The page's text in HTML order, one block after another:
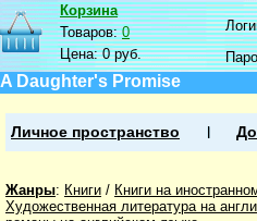
Корзина
Товаров:0
Цена:0 руб.
A Daughter's Promise
Личное пространство
Жанры: Книги / Книги на
Художественная литература на